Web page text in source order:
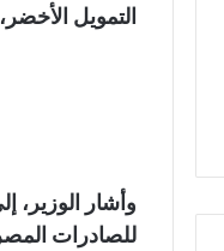
التمويل الأخضر، واستهداف توجيه ٥٠٪ من
وأشار الوزير،